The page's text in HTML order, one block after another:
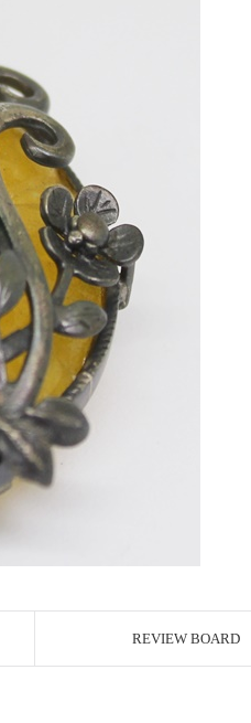
REVIEW BOARD